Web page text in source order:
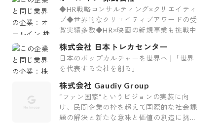
◆HR戦略コンサルティング×クリエイティ
ブ◆世界的なクリエイティブアワードの受
賞実績多数◆HR×映画の新規事業も挑戦中
株式会社 日本トレカセンター
日本のポップカルチャーを世界へ |「世界
を代表する会社を創る」
株式会社 Gaudiy Group
“ファン国家“というビジョンの実装に向
け、民間企業の枠を超えて国際的な社会課
題の解決と新たな意味と価値の創造に挑む